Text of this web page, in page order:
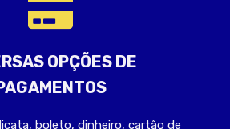
OPÇÕES DE
boleto, dinheiro, cartão de